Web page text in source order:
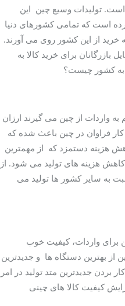
تولیدات وسیع چین این
است که تمامی کشورهای دنیا
خرید از این کشور روی می آورند.
برای خرید کالا به
کشور چیست؟
به واردات از چین می گیرند ارزان
فراوان در چین باعث شده که
هزینه دستمزد که از مهمترین
هزینه های تولید می شود. از
به سایر کشور ها تولید می
برای واردات، کیفیت خوب
بهترین دستگاه ها و جدیدترین
بردن جدیدترین متد تولید در امر
کیفیت کالا های چینی